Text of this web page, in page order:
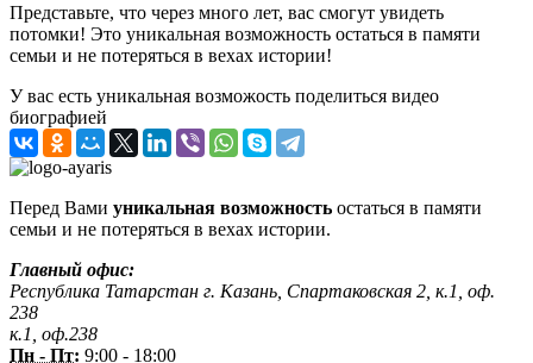
Представьте, что через много лет, вас смогут увидеть
потомки! Это уникальная возможность остаться в памяти
семьи и не потеряться в вехах истории!
У вас есть уникальная возможость поделиться видео
биографией
Перед Вами уникальная возможность остаться в памяти
семьи и не потеряться в вехах истории.
Главный офис:
Республика Татарстан г. Казань, Спартаковская 2, к.1, оф.
238
к.1, оф.238
Пн - Пт: 9:00 - 18:00